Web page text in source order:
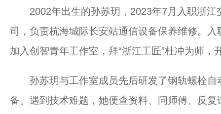
2002年出生的孙苏玥，2023年7月入职浙江
司，负责杭海城际长安站通信设备保养维修。
加入创智青年工作室，拜“浙江工匠”杜冲为师，
孙苏玥与工作室成员先后研发了钢轨螺栓自
备。遇到技术难题，她便查资料、问师傅、反